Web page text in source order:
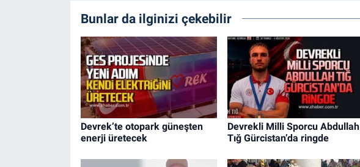
Bunlar da ilginizi çekebilir
Devrek’te otopark güneşten
enerji üretecek
Devrekli Milli Sporcu Abdullah
Tığ Gürcistan’da ringde